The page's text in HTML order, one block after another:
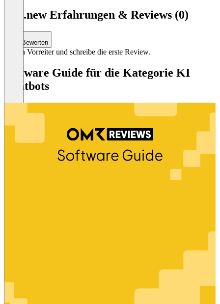
bolt.new Erfahrungen & Reviews (0)
Bewerten
Sei ein Vorreiter und schreibe die erste Review.
Software Guide für die Kategorie KI
Chatbots